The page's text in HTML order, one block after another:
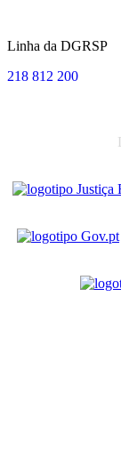
Linha da DGRSP
218 812 200